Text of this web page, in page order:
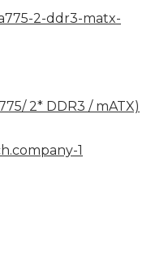
2* DDR3 / mATX)